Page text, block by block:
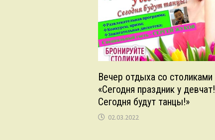
Вечер отдыха со столиками
«Сегодня праздник у девчат!
Сегодня будут танцы!»
02.03.2022